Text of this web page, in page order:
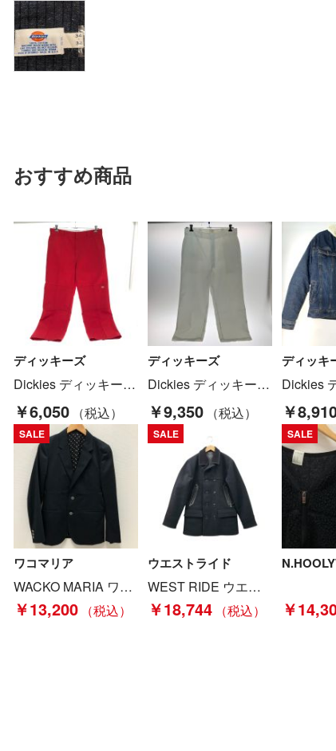
おすすめ商品
ディッキーズ
Dickies ディッキーズ ダブルニー ワークパンツ SIZE 36 85283 レッド Bランク
￥6,050
ディッキーズ
Dickies ディッキーズ ボトムス パンツ W36×L34 ホワイト Bランク
￥9,350
ディッキ
￥
SALE
ワコマリア
WACKO MARIA ワコマリア メンズジャケット sizeS ネイビー Bランク
￥13,200
SALE
ウエストライド
WEST RIDE ウエストライド メンズ コート サイズ38 ブラック Bランク
￥18,744
SALE
￥